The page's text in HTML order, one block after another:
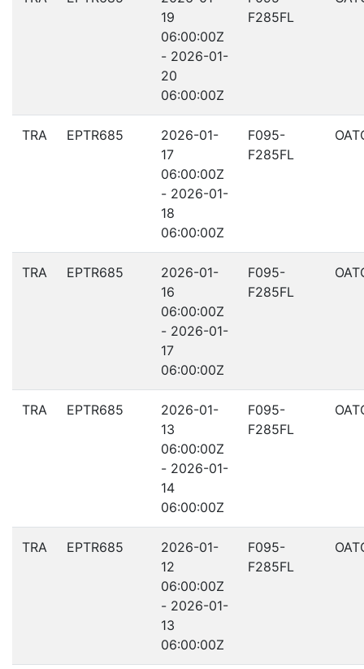
19
06:00:00Z
- 2026-01-
20
06:00:00Z
F285FL
TRA EPTR685
2026-01-
17
06:00:00Z
- 2026-01-
18
06:00:00Z
F095-
F285FL
TRA EPTR685
2026-01-
16
06:00:00Z
- 2026-01-
17
06:00:00Z
F095-
F285FL
TRA EPTR685
2026-01-
13
06:00:00Z
- 2026-01-
14
06:00:00Z
F095-
F285FL
TRA EPTR685
2026-01-
12
06:00:00Z
- 2026-01-
13
06:00:00Z
F095-
F285FL